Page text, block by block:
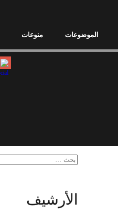
الموضوعات منوعات
البحث
الأرشيف